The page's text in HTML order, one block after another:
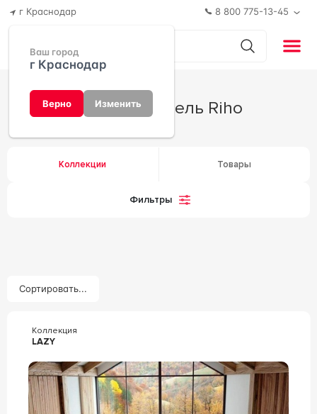
г Краснодар
Ваш город
г Краснодар
Верно Изменить
8 800 775-13-45
Производитель Riho
Коллекции Товары
Фильтры
Сортировать...
Коллекция
LAZY